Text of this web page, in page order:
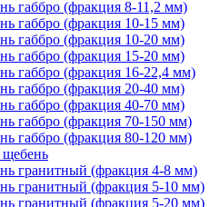
габбро (фракция 8-11,2 мм)
габбро (фракция 10-15 мм)
габбро (фракция 10-20 мм)
габбро (фракция 15-20 мм)
габбро (фракция 16-22,4 мм)
габбро (фракция 20-40 мм)
габбро (фракция 40-70 мм)
габбро (фракция 70-150 мм)
габбро (фракция 80-120 мм)
гранитный (фракция 4-8 мм)
гранитный (фракция 5-10 мм)
гранитный (фракция 5-20 мм)